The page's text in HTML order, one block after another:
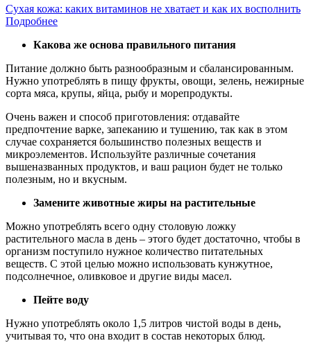
Сухая кожа: каких витаминов не хватает и как их восполнить
Подробнее
Какова же основа правильного питания
Питание должно быть разнообразным и сбалансированным.
Нужно употреблять в пищу фрукты, овощи, зелень, нежирные
сорта мяса, крупы, яйца, рыбу и морепродукты.
Очень важен и способ приготовления: отдавайте
предпочтение варке, запеканию и тушению, так как в этом
случае сохраняется большинство полезных веществ и
микроэлементов. Используйте различные сочетания
вышеназванных продуктов, и ваш рацион будет не только
полезным, но и вкусным.
Замените животные жиры на растительные
Можно употреблять всего одну столовую ложку
растительного масла в день – этого будет достаточно, чтобы в
организм поступило нужное количество питательных
веществ. С этой целью можно использовать кунжутное,
подсолнечное, оливковое и другие виды масел.
Пейте воду
Нужно употреблять около 1,5 литров чистой воды в день,
учитывая то, что она входит в состав некоторых блюд.